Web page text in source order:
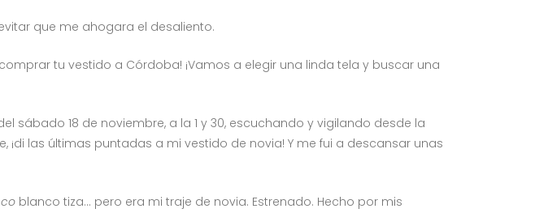
que me ahogara el desaliento.
tu vestido a Córdoba! ¡Vamos a elegir una linda tela y buscar una
18 de noviembre, a la 1 y 30, escuchando y vigilando desde la
las últimas puntadas a mi vestido de novia! Y me fui a descansar unas
blanco tiza… pero era mi traje de novia. Estrenado. Hecho por mis